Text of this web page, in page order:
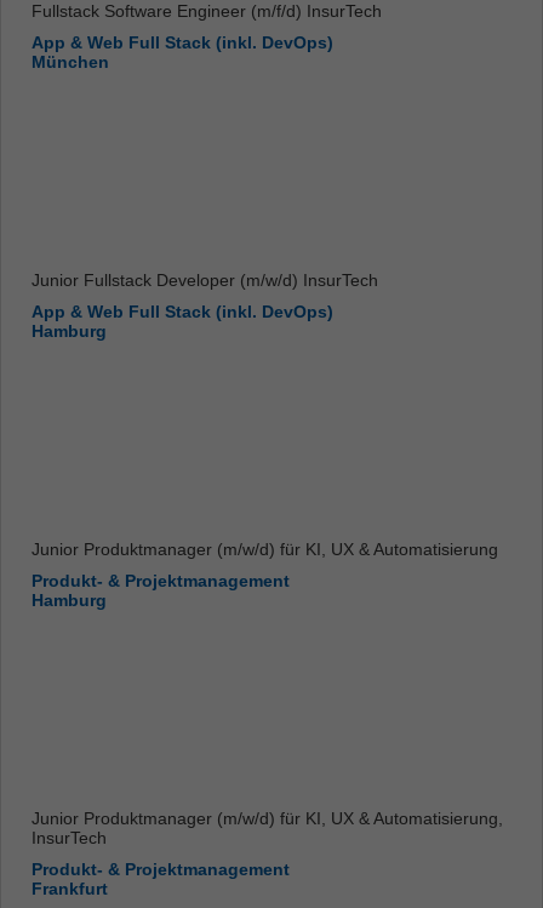
Fullstack Software Engineer (m/f/d) InsurTech
App & Web Full Stack (inkl. DevOps)
München
Junior Fullstack Developer (m/w/d) InsurTech
App & Web Full Stack (inkl. DevOps)
Hamburg
Junior Produktmanager (m/w/d) für KI, UX & Automatisierung
Produkt- & Projektmanagement
Hamburg
Junior Produktmanager (m/w/d) für KI, UX & Automatisierung,
InsurTech
Produkt- & Projektmanagement
Frankfurt